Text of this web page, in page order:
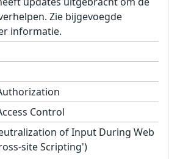
Zie bijgevoegde
informatie.
Control
of Input During Web
site Scripting')